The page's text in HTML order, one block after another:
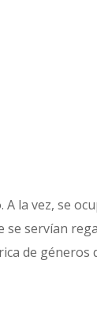
la vez, se
se servían
de géneros